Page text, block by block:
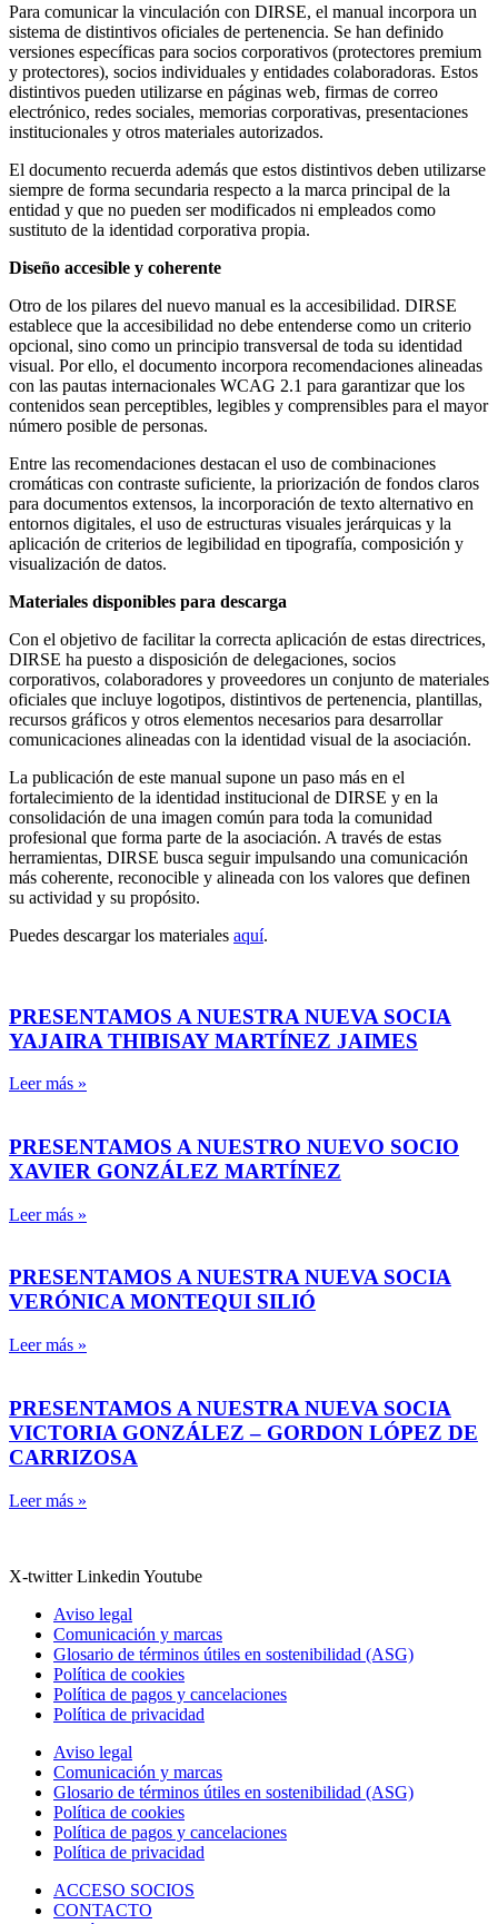
Para comunicar la vinculación con DIRSE, el manual incorpora un
sistema de distintivos oficiales de pertenencia. Se han definido
versiones específicas para socios corporativos (protectores premium
y protectores), socios individuales y entidades colaboradoras. Estos
distintivos pueden utilizarse en páginas web, firmas de correo
electrónico, redes sociales, memorias corporativas, presentaciones
institucionales y otros materiales autorizados.
El documento recuerda además que estos distintivos deben utilizarse
siempre de forma secundaria respecto a la marca principal de la
entidad y que no pueden ser modificados ni empleados como
sustituto de la identidad corporativa propia.
Diseño accesible y coherente
Otro de los pilares del nuevo manual es la accesibilidad. DIRSE
establece que la accesibilidad no debe entenderse como un criterio
opcional, sino como un principio transversal de toda su identidad
visual. Por ello, el documento incorpora recomendaciones alineadas
con las pautas internacionales WCAG 2.1 para garantizar que los
contenidos sean perceptibles, legibles y comprensibles para el mayor
número posible de personas.
Entre las recomendaciones destacan el uso de combinaciones
cromáticas con contraste suficiente, la priorización de fondos claros
para documentos extensos, la incorporación de texto alternativo en
entornos digitales, el uso de estructuras visuales jerárquicas y la
aplicación de criterios de legibilidad en tipografía, composición y
visualización de datos.
Materiales disponibles para descarga
Con el objetivo de facilitar la correcta aplicación de estas directrices,
DIRSE ha puesto a disposición de delegaciones, socios
corporativos, colaboradores y proveedores un conjunto de materiales
oficiales que incluye logotipos, distintivos de pertenencia, plantillas,
recursos gráficos y otros elementos necesarios para desarrollar
comunicaciones alineadas con la identidad visual de la asociación.
La publicación de este manual supone un paso más en el
fortalecimiento de la identidad institucional de DIRSE y en la
consolidación de una imagen común para toda la comunidad
profesional que forma parte de la asociación. A través de estas
herramientas, DIRSE busca seguir impulsando una comunicación
más coherente, reconocible y alineada con los valores que definen
su actividad y su propósito.
Puedes descargar los materiales aquí.
PRESENTAMOS A NUESTRA NUEVA SOCIA
YAJAIRA THIBISAY MARTÍNEZ JAIMES
Leer más »
PRESENTAMOS A NUESTRO NUEVO SOCIO
XAVIER GONZÁLEZ MARTÍNEZ
Leer más »
PRESENTAMOS A NUESTRA NUEVA SOCIA
VERÓNICA MONTEQUI SILIÓ
Leer más »
PRESENTAMOS A NUESTRA NUEVA SOCIA
VICTORIA GONZÁLEZ – GORDON LÓPEZ DE
CARRIZOSA
Leer más »
X-twitter Linkedin Youtube
Aviso legal
Comunicación y marcas
Glosario de términos útiles en sostenibilidad (ASG)
Política de cookies
Política de pagos y cancelaciones
Política de privacidad
Aviso legal
Comunicación y marcas
Glosario de términos útiles en sostenibilidad (ASG)
Política de cookies
Política de pagos y cancelaciones
Política de privacidad
ACCESO SOCIOS
CONTACTO